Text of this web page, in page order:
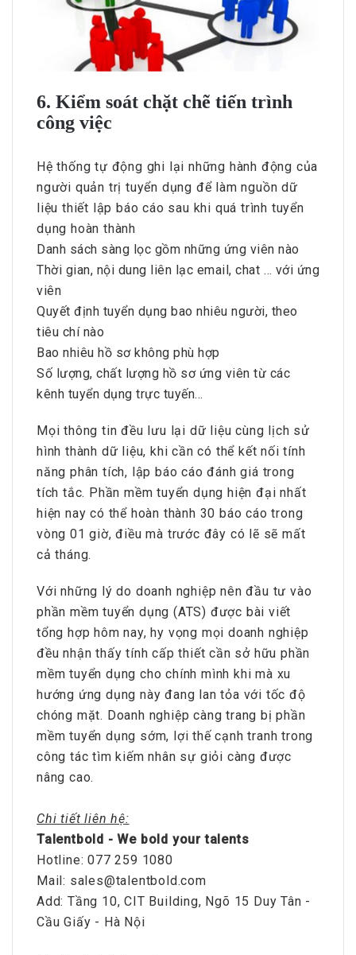
6. Kiểm soát chặt chẽ tiến trình
công việc
Hệ thống tự động ghi lại những hành động của
người quản trị tuyển dụng để làm nguồn dữ
liệu thiết lập báo cáo sau khi quá trình tuyển
dụng hoàn thành
Danh sách sàng lọc gồm những ứng viên nào
Thời gian, nội dung liên lạc email, chat … với ứng
viên
Quyết định tuyển dụng bao nhiêu người, theo
tiêu chí nào
Bao nhiêu hồ sơ không phù hợp
Số lượng, chất lượng hồ sơ ứng viên từ các
kênh tuyển dụng trực tuyến…
Mọi thông tin đều lưu lại dữ liệu cùng lịch sử
hình thành dữ liệu, khi cần có thể kết nối tính
năng phân tích, lập báo cáo đánh giá trong
tích tắc. Phần mềm tuyển dụng hiện đại nhất
hiện nay có thể hoàn thành 30 báo cáo trong
vòng 01 giờ, điều mà trước đây có lẽ sẽ mất
cả tháng.
Với những lý do doanh nghiệp nên đầu tư vào
phần mềm tuyển dụng (ATS) được bài viết
tổng hợp hôm nay, hy vọng mọi doanh nghiệp
đều nhận thấy tính cấp thiết cần sở hữu phần
mềm tuyển dụng cho chính mình khi mà xu
hướng ứng dụng này đang lan tỏa với tốc độ
chóng mặt. Doanh nghiệp càng trang bị phần
mềm tuyển dụng sớm, lợi thế cạnh tranh trong
công tác tìm kiếm nhân sự giỏi càng được
nâng cao.
Chi tiết liên hệ:
Talentbold - We bold your talents
Hotline: 077 259 1080
Mail: sales@talentbold.com
Add: Tầng 10, CIT Building, Ngõ 15 Duy Tân -
Cầu Giấy - Hà Nội